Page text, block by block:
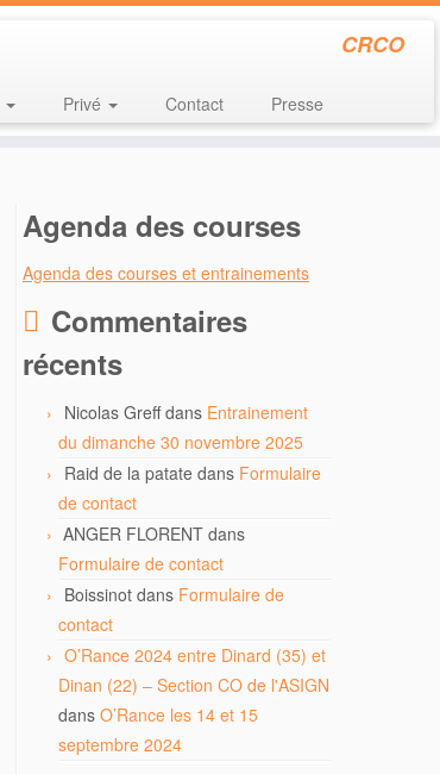
CRCO
Privé Contact Presse
Agenda des courses
Agenda des courses et entrainements
Commentaires
récents
Nicolas Greffdans Entrainement
du dimanche 30 novembre 2025
Raid de la patate dans Formulaire
de contact
ANGER FLORENT dans
Formulaire de contact
Boissinot dans Formulaire de
contact
O’Rance 2024 entre Dinard (35) et
Dinan (22) – Section CO de l'ASIGN
dans O’Rance les 14 et 15
septembre 2024